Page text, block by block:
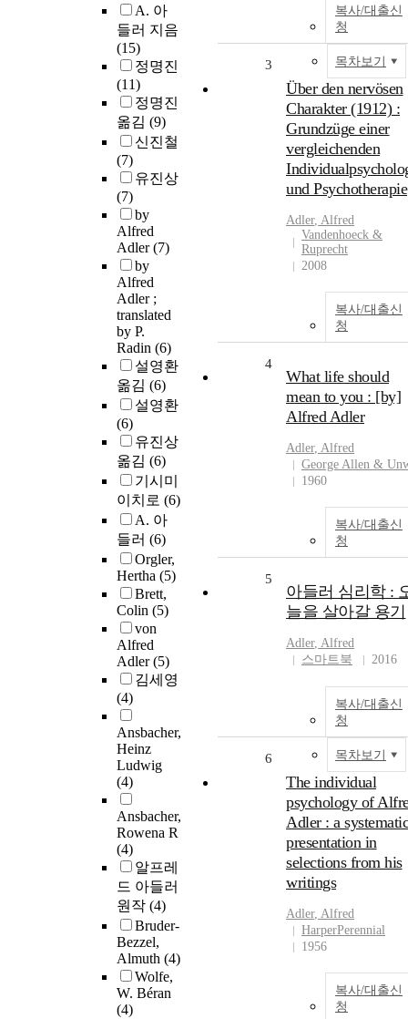
A. 아
들러 지음
(15)
정명진
(11)
정명진
옮김 (9)
신진철
(7)
유진상
(7)
by
Alfred
Adler(7)
by
Alfred
Adler ;
translated
by P.
Radin (6)
설영환
옮김 (6)
설영환
(6)
유진상
옮김 (6)
기시미
이치로 (6)
A. 아
들러 (6)
Orgler,
Hertha (5)
Brett,
Colin (5)
von
Alfred
Adler(5)
김세영
(4)
Ansbacher,
Heinz
Ludwig
(4)
Ansbacher,
Rowena R
(4)
알프레
드 아들러
원작 (4)
Bruder-
Bezzel,
Almuth (4)
Wolfe,
W. Béran
(4)
복사/대출신
청
목차보기
3
Über den nervösen
Charakter (1912) :
Grundzüge einer
vergleichenden
und Psychotherapie
Adler, Alfred
Vandenhoeck &
Ruprecht
2008
복사/대출신
청
4
What life should
mean to you : [by]
Alfred Adler
Adler, Alfred
George Allen &
1960
복사/대출신
청
5
아들러 심리학 :
늘을 살아갈 용기
Adler, Alfred
스마트북
2016
복사/대출신
청
목차보기
6
The individual
psychology of
Adler : a systematic
presentation in
selections from his
writings
Adler, Alfred
HarperPerennial
1956
복사/대출신
청